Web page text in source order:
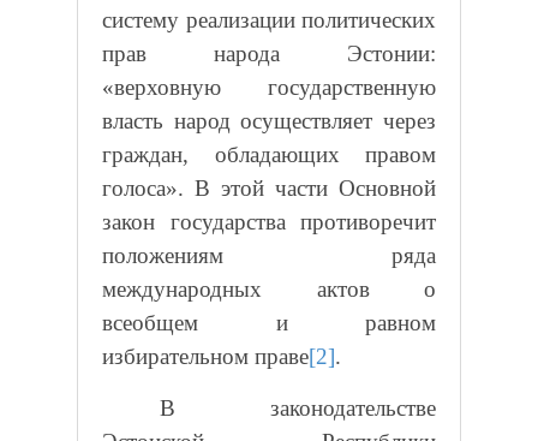
систему реализации политических
прав народа Эстонии:
«верховную государственную
власть народ осуществляет через
граждан, обладающих правом
голоса». В этой части Основной
закон государства противоречит
положениям ряда
международных актов о
всеобщем и равном
избирательном праве[2].
В законодательстве